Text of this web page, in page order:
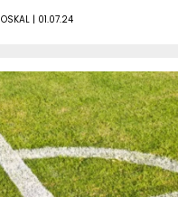
| 01.07.24